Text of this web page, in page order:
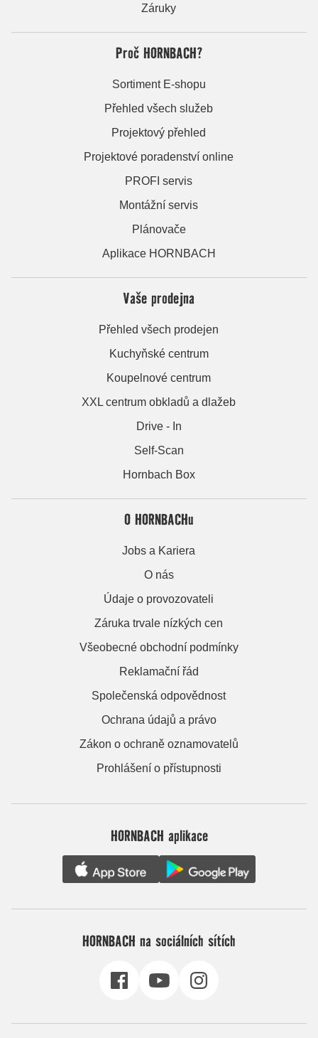
Záruky
Proč HORNBACH?
Sortiment E-shopu
Přehled všech služeb
Projektový přehled
Projektové poradenství online
PROFI servis
Montážní servis
Plánovače
Aplikace HORNBACH
Vaše prodejna
Přehled všech prodejen
Kuchyňské centrum
Koupelnové centrum
XXL centrum obkladů a dlažeb
Drive - In
Self-Scan
Hornbach Box
O HORNBACHu
Jobs a Kariera
O nás
Údaje o provozovateli
Záruka trvale nízkých cen
Všeobecné obchodní podmínky
Reklamační řád
Společenská odpovědnost
Ochrana údajů a právo
Zákon o ochraně oznamovatelů
Prohlášení o přístupnosti
HORNBACH aplikace
HORNBACH na sociálních sítích